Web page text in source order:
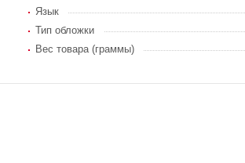
Язык
Тип обложки
Вес товара (граммы)